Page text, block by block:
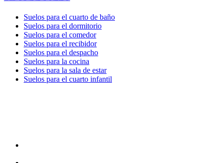
Suelos para el cuarto de baño
Suelos para el dormitorio
Suelos para el comedor
Suelos para el recibidor
Suelos para el despacho
Suelos para la cocina
Suelos para la sala de estar
Suelos para el cuarto infantil